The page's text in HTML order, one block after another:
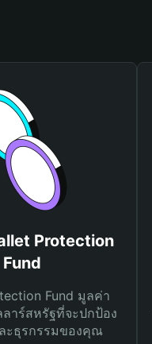
Protection
Fund
Fund มูลค่า
าร์สหรัฐที่จะปกป้อง
ะธุรกรรมของคุณ